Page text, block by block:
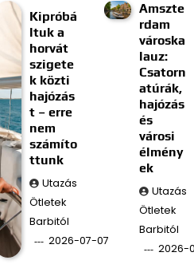
Kipróbá
ltuk a
horvát
szigete
k közti
hajózás
t – erre
nem
számíto
ttunk
Utazás
Ötletek
Barbitól
2026-07-07
Amszte
rdam
városka
lauz:
Csatorn
atúrák,
hajózás
és
városi
élmény
ek
Utazás
Ötletek
Barbitól
2026-